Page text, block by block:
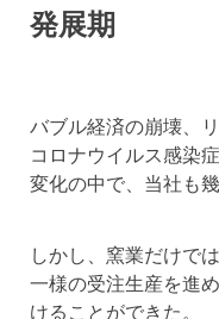
発展期
バブル経済の崩壊、
コロナウイルス感染
変化の中で、当社も
しかし、窯業だけで
一様の受注生産を進
けることができた。